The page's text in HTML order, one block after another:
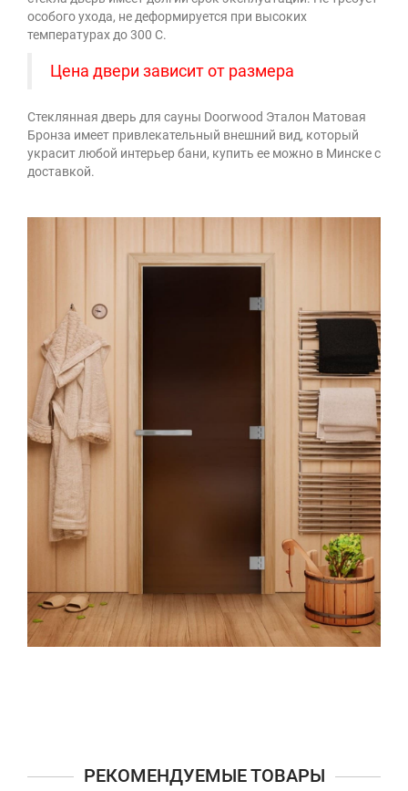
особого ухода, не деформируется при высоких
температурах до 300 С.
Цена двери зависит от размера
Стеклянная дверь для сауны Doorwood Эталон Матовая
Бронза имеет привлекательный внешний вид, который
украсит любой интерьер бани, купить ее можно в Минске с
доставкой.
РЕКОМЕНДУЕМЫЕ ТОВАРЫ